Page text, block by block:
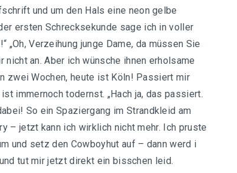
und um den Hals eine neon gelbe
ersten Schrecksekunde sage ich in voller
„Oh, Verzeihung junge Dame, da müssen Sie
an. Aber ich wünsche ihnen erholsame
zwei Wochen, heute ist Köln! Passiert mir
immernoch todernst. „Hach ja, das passiert.
So ein Spaziergang im Strandkleid am
– jetzt kann ich wirklich nicht mehr. Ich pruste
und setz den Cowboyhut auf – dann werd i
tut mir jetzt direkt ein bisschen leid.